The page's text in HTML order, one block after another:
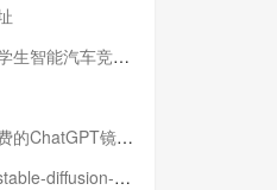
国总决赛参赛队伍奖项公告
网址(亲测有效-4月25日更新)
webui搭建AI作画平台